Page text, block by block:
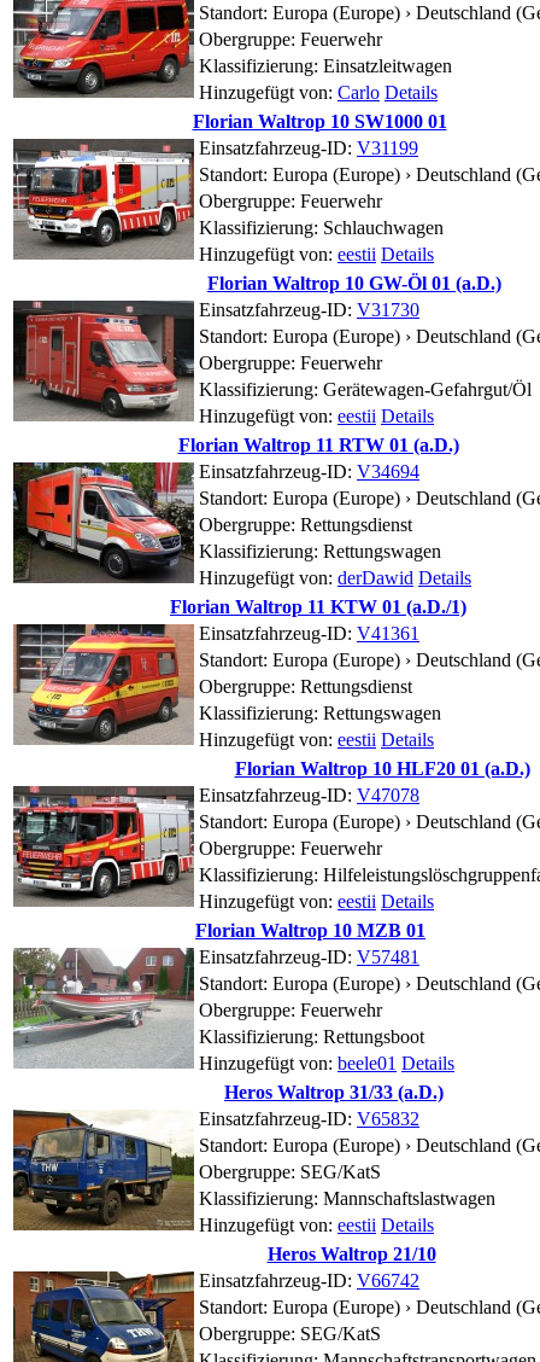
Standort: Europa (Europe) › Deutschland
Obergruppe: Feuerwehr
Klassifizierung: Einsatzleitwagen
Hinzugefügt von: Carlo Details
Florian Waltrop 10 SW1000 01
Einsatzfahrzeug-ID: V31199
Standort: Europa (Europe) › Deutschland
Obergruppe: Feuerwehr
Klassifizierung: Schlauchwagen
Hinzugefügt von: eestii Details
Florian Waltrop 10 GW-Öl 01 (a.D.)
Einsatzfahrzeug-ID: V31730
Standort: Europa (Europe) › Deutschland
Obergruppe: Feuerwehr
Klassifizierung: Gerätewagen-Gefahrgut/Öl
Hinzugefügt von: eestii Details
Florian Waltrop 11 RTW 01 (a.D.)
Einsatzfahrzeug-ID: V34694
Standort: Europa (Europe) › Deutschland
Obergruppe: Rettungsdienst
Klassifizierung: Rettungswagen
Hinzugefügt von: derDawid Details
Florian Waltrop 11 KTW 01 (a.D./1)
Einsatzfahrzeug-ID: V41361
Standort: Europa (Europe) › Deutschland
Obergruppe: Rettungsdienst
Klassifizierung: Rettungswagen
Hinzugefügt von: eestii Details
Florian Waltrop 10 HLF20 01 (a.D.)
Einsatzfahrzeug-ID: V47078
Standort: Europa (Europe) › Deutschland
Obergruppe: Feuerwehr
Klassifizierung:
Hinzugefügt von: eestii Details
Florian Waltrop 10 MZB 01
Einsatzfahrzeug-ID: V57481
Standort: Europa (Europe) › Deutschland
Obergruppe: Feuerwehr
Klassifizierung: Rettungsboot
Hinzugefügt von: beele01 Details
Heros Waltrop 31/33 (a.D.)
Einsatzfahrzeug-ID: V65832
Standort: Europa (Europe) › Deutschland
Obergruppe: SEG/KatS
Klassifizierung: Mannschaftslastwagen
Hinzugefügt von: eestii Details
Heros Waltrop 21/10
Einsatzfahrzeug-ID: V66742
Standort: Europa (Europe) › Deutschland
Obergruppe: SEG/KatS